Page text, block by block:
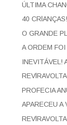
ÚLTIMA
40
O GRANDE
A ORDEM
INEVITÁVEL!
PROFECIA
APARECEU